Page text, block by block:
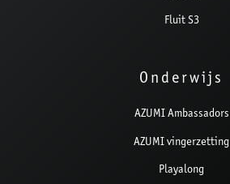
Fluit S3
Onderwijs
AZUMI Ambassadors
AZUMI vingerzetting
Playalong